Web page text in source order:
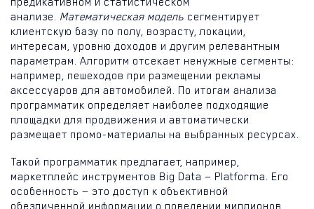
анализе. Математическая модель сегментирует
клиентскую базу по полу, возрасту, локации,
интересам, уровню доходов и другим релевантным
параметрам. Алгоритм отсекает ненужные сегменты:
например, пешеходов при размещении рекламы
аксессуаров для автомобилей. По итогам анализа
программатик определяет наиболее подходящие
площадки для продвижения и автоматически
размещает промо-материалы на выбранных ресурсах.
Такой программатик предлагает, например,
маркетплейс инструментов Big Data — Platforma. Его
особенность — это доступ к объективной
обезличенной информации о поведении миллионов